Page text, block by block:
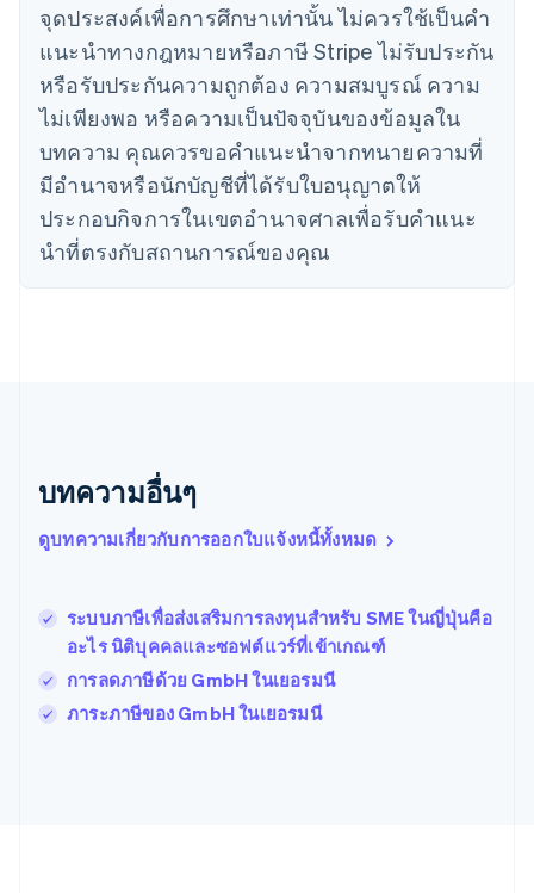
จุดประสงค์เพื่อการศึกษาเท่านั้น ไม่ควรใช้เป็นคํา
แนะนําทางกฎหมายหรือภาษี Stripe ไม่รับประกัน
หรือรับประกันความถูกต้อง ความสมบูรณ์ ความ
ไม่เพียงพอ หรือความเป็นปัจจุบันของข้อมูลใน
บทความ คุณควรขอคําแนะนําจากทนายความที่
มีอํานาจหรือนักบัญชีที่ได้รับใบอนุญาตให้
ประกอบกิจการในเขตอํานาจศาลเพื่อรับคําแนะ
นําที่ตรงกับสถานการณ์ของคุณ
บทความอื่นๆ
ดูบทความเกี่ยวกับการออกใบแจ้งหนี้ทั้งหมด
ระบบภาษีเพื่อส่งเสริมการลงทุนสำหรับ SME ในญี่ปุ่นคือ
อะไร นิติบุคคลและซอฟต์แวร์ที่เข้าเกณฑ์
การลดภาษีด้วย GmbH ในเยอรมนี
ภาระภาษีของ GmbH ในเยอรมนี
จีนแผ่นดินใหญ่
简体中文
ไซปรัส
English
ญี่ปุ่น
เดนมาร์ก
English
ไทย
ไทยEnglish
นอร์เวย์
เบลเยียม
Nederlands Français Deutsch English
โปรตุเกส
English
ฝรั่งเศส
FrançaisEnglish
EnglishSvenska